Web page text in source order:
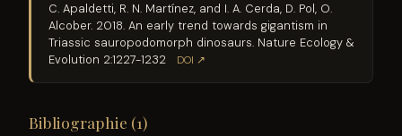
C. Apaldetti, R. N. Martínez, and I. A. Cerda, D. Pol, O.
Alcober. 2018. An early trend towards gigantism in
Triassic sauropodomorph dinosaurs. Nature Ecology &
Evolution 2:1227-1232
DOI ↗
Bibliographie (1)